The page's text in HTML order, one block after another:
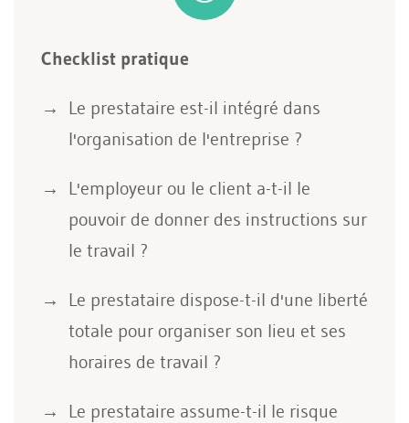
Checklist pratique
Le prestataire est-il intégré dans
l'organisation de l'entreprise ?
L'employeur ou le client a-t-il le
pouvoir de donner des instructions sur
le travail ?
Le prestataire dispose-t-il d'une liberté
totale pour organiser son lieu et ses
horaires de travail ?
Le prestataire assume-t-il le risque